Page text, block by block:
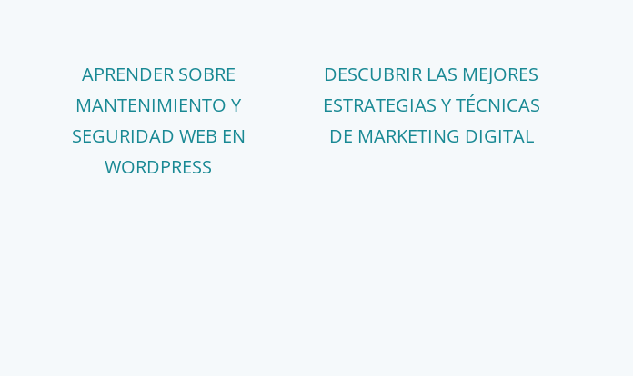
APRENDER SOBRE
MANTENIMIENTO Y
SEGURIDAD WEB EN
WORDPRESS
DESCUBRIR LAS MEJORES
ESTRATEGIAS Y TÉCNICAS
DE MARKETING DIGITAL